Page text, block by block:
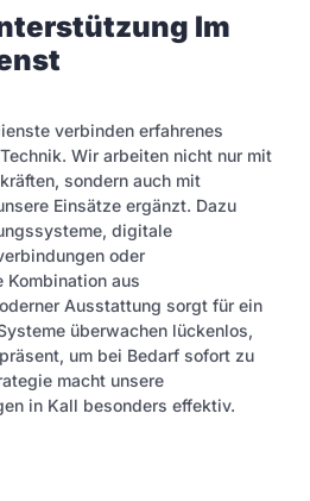
Im
verbinden erfahrenes
Wir arbeiten nicht nur mit
sondern auch mit
Einsätze ergänzt. Dazu
digitale
oder
Kombination aus
Ausstattung sorgt für ein
überwachen lückenlos,
um bei Bedarf sofort zu
macht unsere
in Kall besonders effektiv.